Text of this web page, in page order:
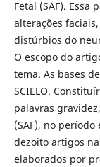
Fetal (SAF).
alterações
distúrbios do
O escopo do
tema. As bases
SCIELO.
palavras
(SAF), no
dezoito artigos
elaborados por